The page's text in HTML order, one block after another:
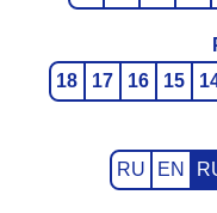
18
17 16 15
RU EN